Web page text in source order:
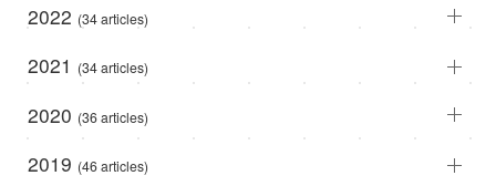
2022 (34 articles)
2021 (34 articles)
2020 (36 articles)
2019 (46 articles)